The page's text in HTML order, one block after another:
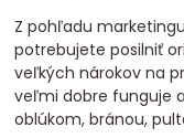
Z pohľadu
potrebujete posilniť
veľkých nárokov na
veľmi dobre funguje
oblúkom, bránou,